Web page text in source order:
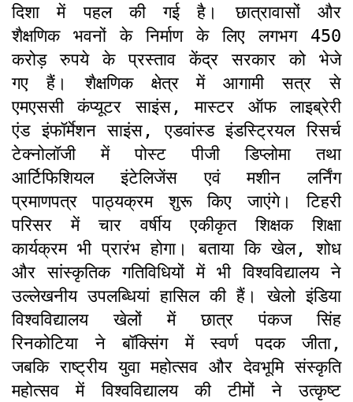
दिशा में पहल की गई है। छात्रावासों और
शैक्षणिक भवनों के निर्माण के लिए लगभग 450
करोड़ रुपये के प्रस्ताव केंद्र सरकार को भेजे
गए हैं। शैक्षणिक क्षेत्र में आगामी सत्र से
एमएससी कंप्यूटर साइंस, मास्टर ऑफ लाइब्रेरी
एंड इंफॉर्मेशन साइंस, एडवांस्ड इंडस्ट्रियल रिसर्च
टेक्नोलॉजी में पोस्ट पीजी डिप्लोमा तथा
आर्टिफिशियल इंटेलिजेंस एवं मशीन लर्निंग
प्रमाणपत्र पाठ्यक्रम शुरू किए जाएंगे। टिहरी
परिसर में चार वर्षीय एकीकृत शिक्षक शिक्षा
कार्यक्रम भी प्रारंभ होगा। बताया कि खेल, शोध
और सांस्कृतिक गतिविधियों में भी विश्वविद्यालय ने
उल्लेखनीय उपलब्धियां हासिल की हैं। खेलो इंडिया
विश्वविद्यालय खेलों में छात्र पंकज सिंह
रिनकोटिया ने बॉक्सिंग में स्वर्ण पदक जीता,
जबकि राष्ट्रीय युवा महोत्सव और देवभूमि संस्कृति
महोत्सव में विश्वविद्यालय की टीमों ने उत्कृष्ट